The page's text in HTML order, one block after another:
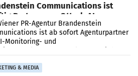
Communications ist
Partner von OtterlyAI
PR-Agentur Brandenstein
ist ab sofort Agenturpartner
Monitoring- und
& MEDIA